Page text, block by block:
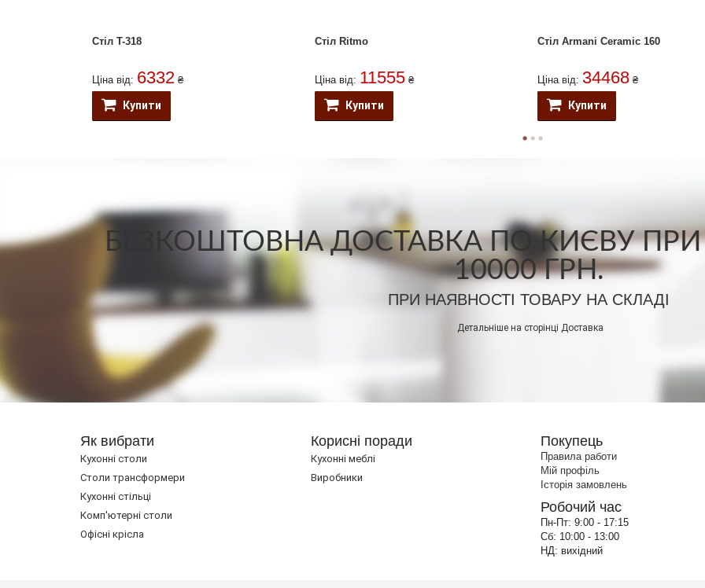
Стіл T-318
Ціна від: 6332 ₴
Купити
Стіл Ritmo
Ціна від: 11555 ₴
Купити
Стіл Armani Ceramic 160
Ціна від: 34468 ₴
Купити
БЕЗКОШТОВНА ДОСТАВКА ПО КИЄВУ ПРИ
10000 ГРН.
ПРИ НАЯВНОСТІ ТОВАРУ НА СКЛАДІ
Детальніше на сторінці Доставка
Як вибрати
Кухонні столи
Cтоли трансформери
Кухонні стільці
Комп'ютерні столи
Офісні крісла
Корисні поради
Кухонні меблі
Виробники
Покупець
Правила работи
Мій профіль
Історія замовлень
Робочий час
Пн-Пт: 9:00 - 17:15
Сб: 10:00 - 13:00
НД: вихідний